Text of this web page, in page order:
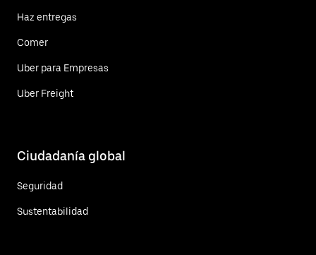
Haz entregas
Comer
Uber para Empresas
Uber Freight
Ciudadanía global
Seguridad
Sustentabilidad